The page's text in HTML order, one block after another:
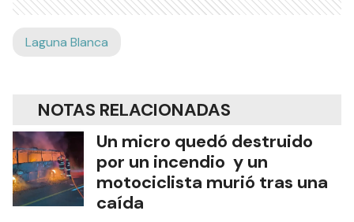
Laguna Blanca
NOTAS RELACIONADAS
Un micro quedó destruido
por un incendio y un
motociclista murió tras una
caída